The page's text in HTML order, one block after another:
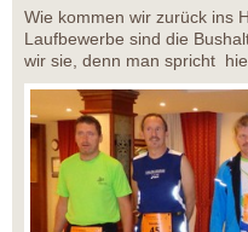
Wie kommen wir zurück ins
Laufbewerbe sind die
wir sie, denn man spricht